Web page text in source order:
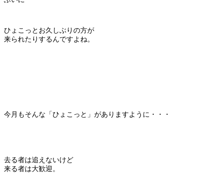
ひょこっとお久しぶりの方が
来られたりするんですよね。
今月もそんな「ひょこっと」がありますように・・・
去る者は追えないけど
来る者は大歓迎。